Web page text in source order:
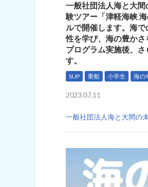
一般社団法人海と大
験ツアー「津軽海峡
ルで開催します。海
性を学び、海の豊か
プログラム実施後、
す。
SUP 乗船 小学生 海の
2023.07.11
一般社団法人海と大間の